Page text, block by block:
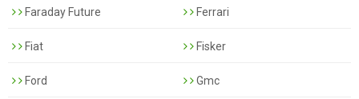
Faraday Future Ferrari
Fiat Fisker
Ford Gmc